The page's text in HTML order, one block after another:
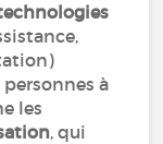
personnes à
les
, qui